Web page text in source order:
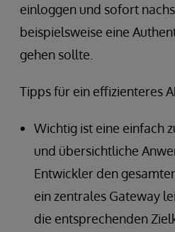
einloggen und sofort
beispielsweise eine
gehen sollte.
Tipps für ein effizienteres
Wichtig ist eine einfach
und übersichtliche
Entwickler den
ein zentrales Gateway
die entsprechenden